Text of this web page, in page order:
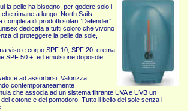
la pelle ha bisogno, per godere solo i
rimane a lungo, North Sails
di prodotti solari “Defender”
dedicata a tutti coloro che vivono
di proteggere la pelle da sole,
viso e corpo SPF 10, SPF 20, crema
SPF 50 +, ed emulsione doposole.
ad assorbirsi. Valorizza
contemporaneamente
che associa ad un sistema filtrante UVA e UVB un
cotone e del pomodoro. Tutto il bello del sole senza i